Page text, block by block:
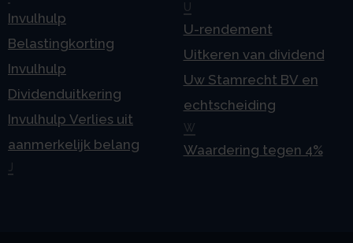
Invulhulp
Belastingkorting
Invulhulp
Dividenduitkering
Invulhulp Verlies uit
aanmerkelijk belang
J
U
U-rendement
Uitkeren van dividend
Uw Stamrecht BV en
echtscheiding
W
Waardering tegen 4%